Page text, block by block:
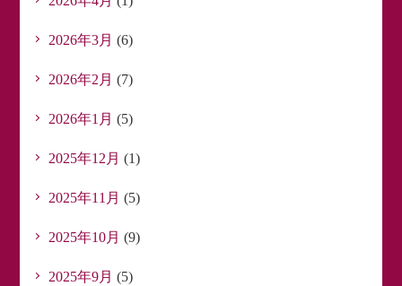
2026年3月 (6)
2026年2月 (7)
2026年1月 (5)
2025年12月 (1)
2025年11月 (5)
2025年10月 (9)
2025年9月 (5)